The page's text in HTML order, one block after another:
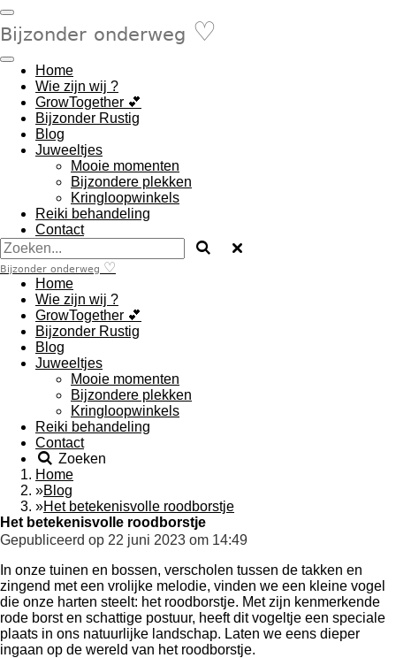
Ga
direct
naar
de
hoofdinhoud
𝖡𝗂𝗃𝗓𝗈𝗇𝖽𝖾𝗋 𝗈𝗇𝖽𝖾𝗋𝗐𝖾𝗀 ♡
Home
Wie zijn wij ?
GrowTogether 💕
Bijzonder Rustig
Blog
Juweeltjes
Mooie momenten
Bijzondere plekken
Kringloopwinkels
Reiki behandeling
Contact
𝖡𝗂𝗃𝗓𝗈𝗇𝖽𝖾𝗋 𝗈𝗇𝖽𝖾𝗋𝗐𝖾𝗀 ♡
Home
Wie zijn wij ?
GrowTogether 💕
Bijzonder Rustig
Blog
Juweeltjes
Mooie momenten
Bijzondere plekken
Kringloopwinkels
Reiki behandeling
Contact
Zoeken
Home
»Blog
»Het betekenisvolle roodborstje
Het betekenisvolle roodborstje
Gepubliceerd op 22 juni 2023 om 14:49
In onze tuinen en bossen, verscholen tussen de takken en
zingend met een vrolijke melodie, vinden we een kleine vogel
die onze harten steelt: het roodborstje. Met zijn kenmerkende
rode borst en schattige postuur, heeft dit vogeltje een speciale
plaats in ons natuurlijke landschap. Laten we eens dieper
ingaan op de wereld van het roodborstje.